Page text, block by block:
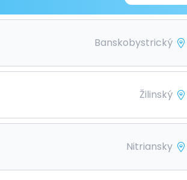
Banskobystrický
Žilinský
Nitriansky